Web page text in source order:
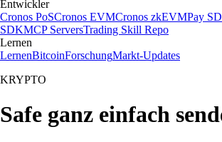
Entwickler
Cronos PoSCronos EVMCronos zkEVMPay
SDKMCP ServersTrading Skill Repo
Lernen
LernenBitcoinForschungMarkt-Updates
KRYPTO
Safe ganz einfach